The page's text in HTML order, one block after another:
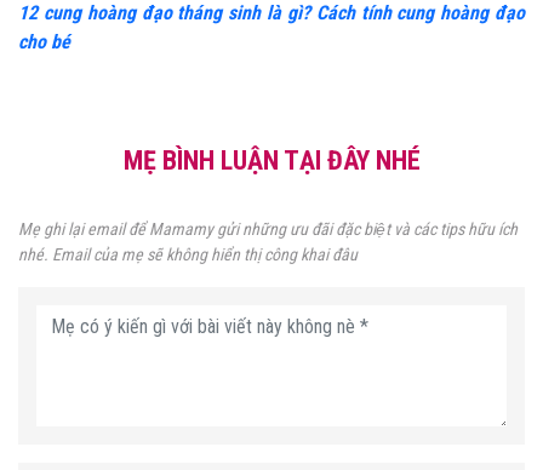
12 cung hoàng đạo tháng sinh là gì? Cách tính cung hoàng đạo
cho bé
MẸ BÌNH LUẬN TẠI ĐÂY NHÉ
Mẹ ghi lại email để Mamamy gửi những ưu đãi đặc biệt và các tips hữu ích
nhé. Email của mẹ sẽ không hiển thị công khai đâu